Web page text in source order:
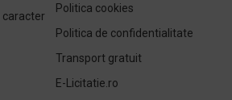
caracter
Politica cookies
Politica de confidentialitate
Transport gratuit
E-Licitatie.ro